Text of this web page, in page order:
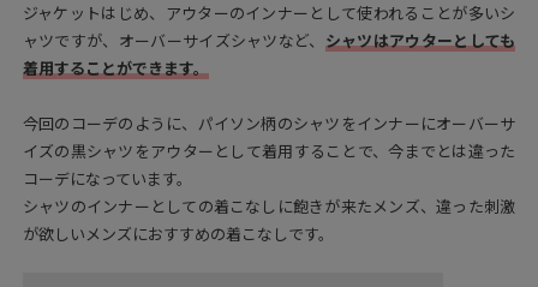
ジャケットはじめ、アウターのインナーとして使われることが多いシ
ャツですが、オーバーサイズシャツなど、 シャツはアウターとしても
着用することができます。
今回のコーデのように、パイソン柄のシャツをインナーにオーバーサ
イズの黒シャツをアウターとして着用することで、今までとは違った
コーデになっています。
シャツのインナーとしての着こなしに飽きが来たメンズ、違った刺激
が欲しいメンズにおすすめの着こなしです。